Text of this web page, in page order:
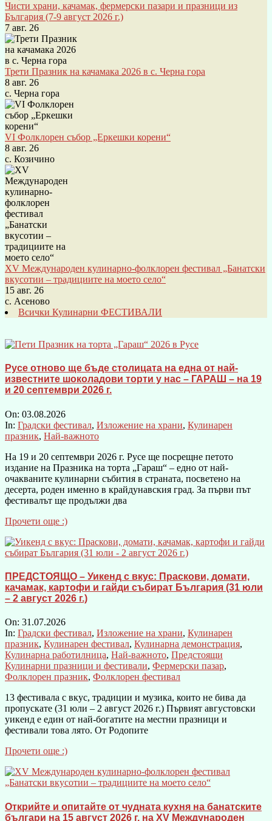
Чисти храни, качамак, фермерски пазари и празници из
България (7-9 август 2026 г.)
7 авг. 26
Трети Празник на качамака 2026 в с. Черна гора
8 авг. 26
с. Черна гора
VI Фолклорен събор „Еркешки корени“
8 авг. 26
с. Козичино
XV Международен кулинарно-фолклорен фестивал „Банатски
вкусотии – традициите на моето село“
15 авг. 26
с. Асеново
Всички Кулинарни ФЕСТИВАЛИ
Русе отново ще бъде столицата на една от най-
известните шоколадови торти у нас – ГАРАШ – на 19
и 20 септември 2026 г.
On: 03.08.2026
In: Градски фестивал, Изложение на храни, Кулинарен
празник, Най-важното
На 19 и 20 септември 2026 г. Русе ще посрещне петото
издание на Празника на торта „Гараш“ – едно от най-
очакваните кулинарни събития в страната, посветено на
десерта, роден именно в крайдунавския град. За първи път
фестивалът ще продължи два
Прочети още :)
ПРЕДСТОЯЩО – Уикенд с вкус: Праскови, домати,
качамак, картофи и гайди събират България (31 юли
– 2 август 2026 г.)
On: 31.07.2026
In: Градски фестивал, Изложение на храни, Кулинарен
празник, Кулинарен фестивал, Кулинарна демонстрация,
Кулинарна работилница, Най-важното, Предстоящи
Кулинарни празници и фестивали, Фермерски пазар,
Фолклорен празник, Фолклорен фестивал
13 фестивала с вкус, традиции и музика, които не бива да
пропускате (31 юли – 2 август 2026 г.) Първият августовски
уикенд е един от най-богатите на местни празници и
фестивали това лято. От Родопите
Прочети още :)
Открийте и опитайте от чудната кухня на банатските
българи на 15 август 2026 г. на XV Международен